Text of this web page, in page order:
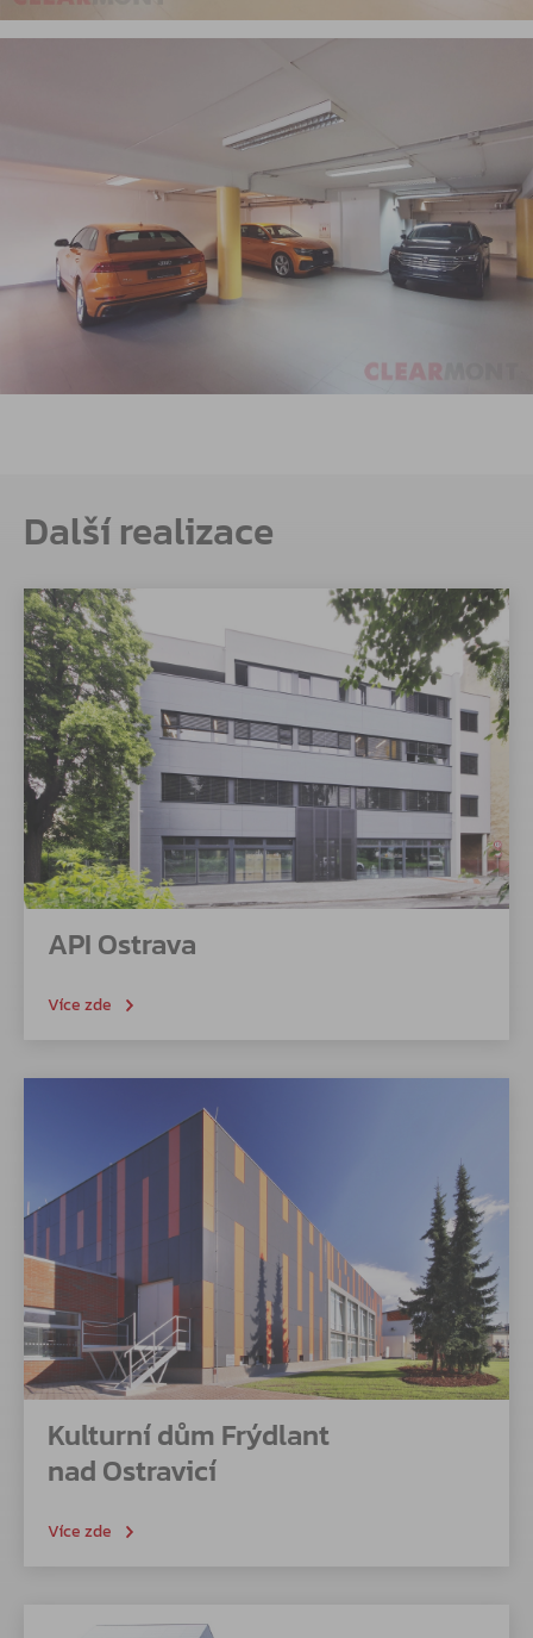
Další realizace
API Ostrava
Více zde
Kulturní dům Frýdlant
nad Ostravicí
Více zde